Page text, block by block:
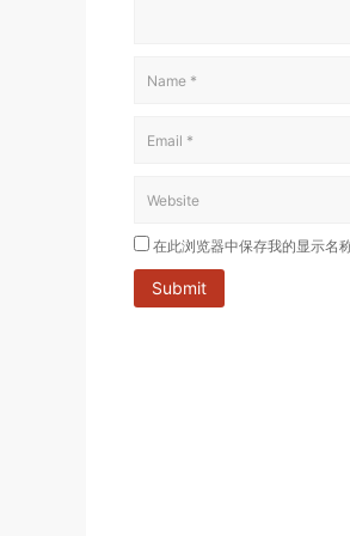
在此浏览器中保存我的显示名
Submit